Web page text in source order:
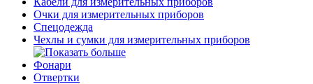
Очки для измерительных приборов
Спецодежда
Чехлы и сумки для измерительных приборов
Фонари
Отвертки